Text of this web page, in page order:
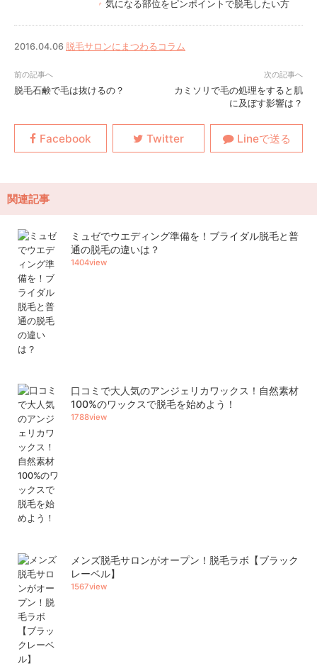
気になる部位をピンポイントで脱毛したい方
2016.04.06 脱毛サロンにまつわるコラム
脱毛石鹸で毛は抜けるの？
カミソリで毛の処理をすると肌
に及ぼす影響は？
関連記事
ミュゼでウエディング準備を！ブライダル脱毛と普
通の脱毛の違いは？
1404view
口コミで大人気のアンジェリカワックス！自然素材
100%のワックスで脱毛を始めよう！
1788view
メンズ脱毛サロンがオープン！脱毛ラボ【ブラック
レーベル】
1567view